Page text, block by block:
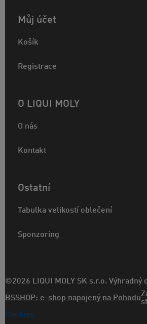
Můj účet
Košík
Registrace
O LIQUI MOLY
O nás
Kontakt
Ostatní
Tabulka velikostí oblečení
Sponzoring
©2026 LIQUI MOLY SK s.r.o. Výhradný
BSSHOP: e-shop napojený na Pohodu
Cookies